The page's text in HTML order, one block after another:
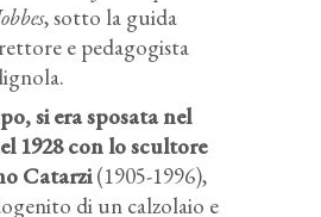
, sotto la guida
e pedagogista
si era sposata nel
1928 con lo scultore
Catarzi(1905-1996),
di un calzolaio e